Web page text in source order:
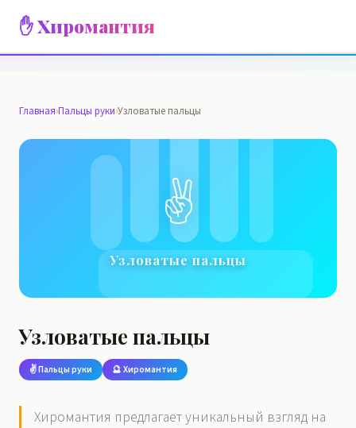
✋ Хиромантия
Главная›Пальцы руки›Узловатые пальцы
✌️
Узловатые пальцы
Узловатые пальцы
✌️ Пальцы руки 🔮 Хиромантия
Хиромантия предлагает уникальный взгляд на